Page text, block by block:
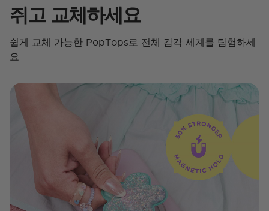
쥐고 교체하세요
쉽게 교체 가능한 PopTops로 전체 감각 세계를 탐험하세
요